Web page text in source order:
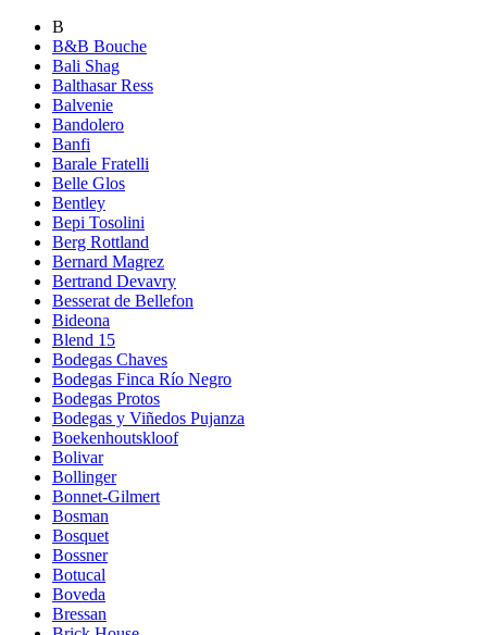
B
B&B Bouche
Bali Shag
Balthasar Ress
Balvenie
Bandolero
Banfi
Barale Fratelli
Belle Glos
Bentley
Bepi Tosolini
Berg Rottland
Bernard Magrez
Bertrand Devavry
Besserat de Bellefon
Bideona
Blend 15
Bodegas Chaves
Bodegas Finca Río Negro
Bodegas Protos
Bodegas y Viñedos Pujanza
Boekenhoutskloof
Bolivar
Bollinger
Bonnet-Gilmert
Bosman
Bosquet
Bossner
Botucal
Boveda
Bressan